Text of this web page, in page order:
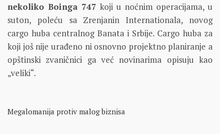
nekoliko Boinga 747 koji u noćnim operacijama, u
suton, poleću sa Zrenjanin Internationala, novog
cargo huba centralnog Banata i Srbije. Cargo huba za
koji još nije urađeno ni osnovno projektno planiranje a
opštinski zvaničnici ga već novinarima opisuju kao
„veliki“.
Megalomanija protiv malog biznisa